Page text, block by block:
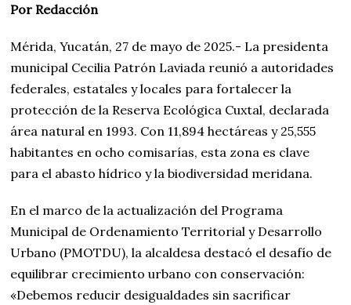
Por Redacción
Mérida, Yucatán, 27 de mayo de 2025.- La presidenta
municipal Cecilia Patrón Laviada reunió a autoridades
federales, estatales y locales para fortalecer la
protección de la Reserva Ecológica Cuxtal, declarada
área natural en 1993. Con 11,894 hectáreas y 25,555
habitantes en ocho comisarías, esta zona es clave
para el abasto hídrico y la biodiversidad meridana.
En el marco de la actualización del Programa
Municipal de Ordenamiento Territorial y Desarrollo
Urbano (PMOTDU), la alcaldesa destacó el desafío de
equilibrar crecimiento urbano con conservación:
«Debemos reducir desigualdades sin sacrificar